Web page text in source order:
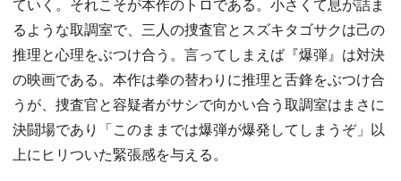
ていく。それこそが本作のトロである。小さくて息が詰ま
るような取調室で、三人の捜査官とスズキタゴサクは己の
推理と心理をぶつけ合う。言ってしまえば『爆弾』は対決
の映画である。本作は拳の替わりに推理と舌鋒をぶつけ合
うが、捜査官と容疑者がサシで向かい合う取調室はまさに
決闘場であり「このままでは爆弾が爆発してしまうぞ」以
上にヒリついた緊張感を与える。